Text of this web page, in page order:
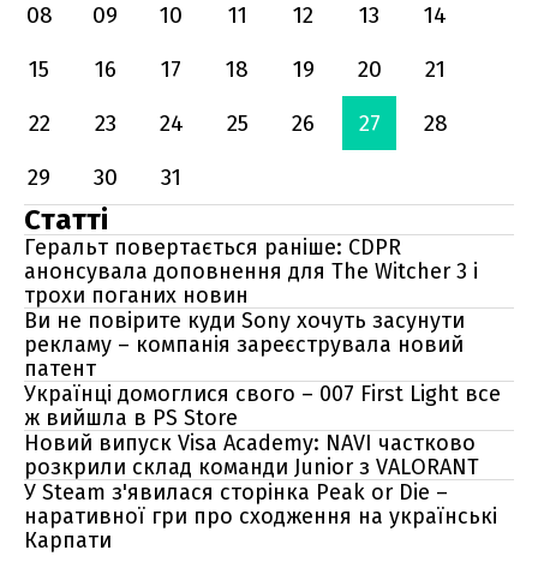
08
09 10 11 12 13
14
15
16 17 18 19 20
21
22
23 24 25 26 27
28
29
30 31
Статті
Геральт повертається раніше: CDPR
анонсувала доповнення для The Witcher 3 і
трохи поганих новин
Ви не повірите куди Sony хочуть засунути
рекламу – компанія зареєструвала новий
патент
Українці домоглися свого – 007 First Light все
ж вийшла в PS Store
Новий випуск Visa Academy: NAVI частково
розкрили склад команди Junior з VALORANT
У Steam з'явилася сторінка Peak or Die –
наративної гри про сходження на українські
Карпати